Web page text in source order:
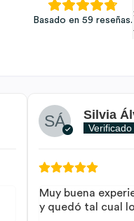
Basado en 59 reseñas.
Silvia
Verificado
Muy buena
y quedó tal cual